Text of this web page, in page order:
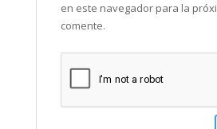
en este navegador para la
comente.